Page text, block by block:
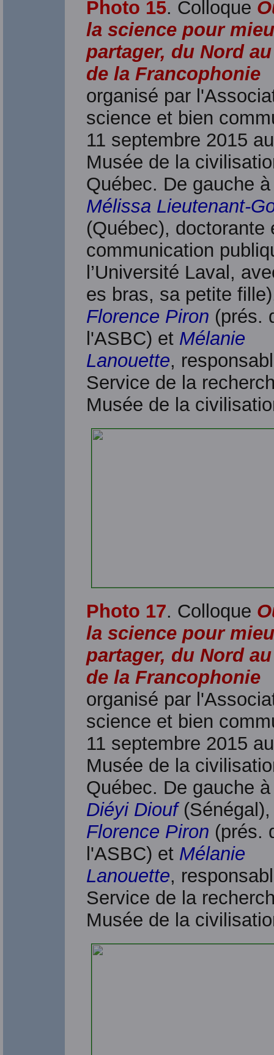
Photo 15. Colloque
la science pour
partager, du Nord
de la Francophonie
organisé par
science et bien
11 septembre 2015 au
Musée de la
Québec. De gauche
Mélissa Lieutenant-
(Québec), doctorante
communication
l’Université Laval,
es bras, sa petite
Florence Piron (prés.
l'ASBC) et Mélanie
Lanouette,
Service de la
Musée de la
Photo 17. Colloque
la science pour
partager, du Nord
de la Francophonie
organisé par
science et bien
11 septembre 2015 au
Musée de la
Québec. De gauche
Diéyi Diouf(Sénégal),
Florence Piron (prés.
l'ASBC) et Mélanie
Lanouette,
Service de la
Musée de la